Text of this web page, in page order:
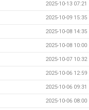
2025-10-13 07:21
2025-10-09 15:35
2025-10-08 14:35
2025-10-08 10:00
2025-10-07 10:32
2025-10-06 12:59
2025-10-06 09:31
2025-10-06 08:00